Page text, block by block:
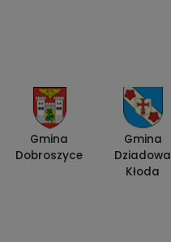
Gmina
Dobroszyce
Gmina
Dziadowa
Kłoda